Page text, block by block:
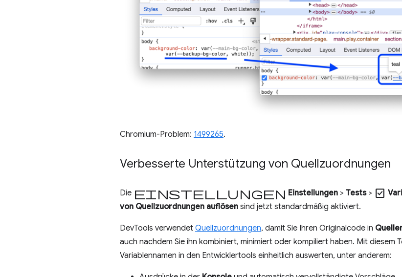
Chromium-Problem: 1499265.
Verbesserte Unterstützung von Quellzuordnungen
Die Einstellungen Einstellungen > Tests> check_box
von Quellzuordnungen auflösen sind jetzt standardmäßig aktiviert.
DevTools verwendet Quellzuordnungen, damit Sie Ihren Originalcode in
auch nachdem Sie ihn kombiniert, minimiert oder kompiliert haben. Mit diesem
Variablennamen in den Entwicklertools einheitlich auswerten, unter anderem: